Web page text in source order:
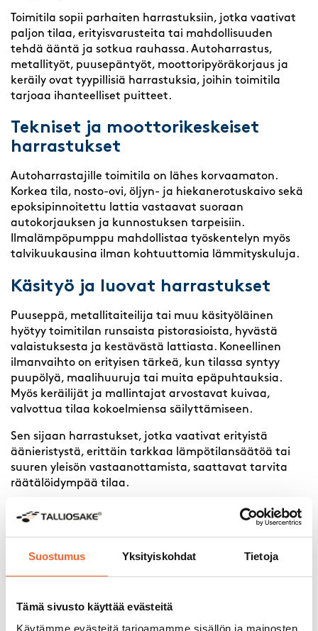
Suostumus Yksityiskohdat Tietoja
Tämä sivusto käyttää evästeitä
Käytämme evästeitä tarjoamamme sisällön ja mainosten
Toimitila sopii parhaiten harrastuksiin, jotka vaativat
paljon tilaa, erityisvarusteita tai mahdollisuuden
tehdä ääntä ja sotkua rauhassa. Autoharrastus,
metallityöt, puusepäntyöt, moottoripyöräkorjaus ja
keräily ovat tyypillisiä harrastuksia, joihin toimitila
tarjoaa ihanteelliset puitteet.
Tekniset ja moottorikeskeiset
harrastukset
Autoharrastajille toimitila on lähes korvaamaton.
Korkea tila, nosto-ovi, öljyn- ja hiekanerotuskaivo sekä
epoksipinnoitettu lattia vastaavat suoraan
autokorjauksen ja kunnostuksen tarpeisiin.
Ilmalämpöpumppu mahdollistaa työskentelyn myös
talvikuukausina ilman kohtuuttomia lämmityskuluja.
Käsityö ja luovat harrastukset
Puuseppä, metallitaiteilija tai muu käsityöläinen
hyötyy toimitilan runsaista pistorasioista, hyvästä
valaistuksesta ja kestävästä lattiasta. Koneellinen
ilmanvaihto on erityisen tärkeä, kun tilassa syntyy
puupölyä, maalihuuruja tai muita epäpuhtauksia.
Myös keräilijät ja mallintajat arvostavat kuivaa,
valvottua tilaa kokoelmiensa säilyttämiseen.
Sen sijaan harrastukset, jotka vaativat erityistä
äänieristystä, erittäin tarkkaa lämpötilansäätöä tai
suuren yleisön vastaanottamista, saattavat tarvita
räätälöidympää tilaa.
Kannattaako toimitila ostaa
vai vuokrata
harrastuskäyttöön?
silloin, kun harrastus on pitkäjänteistä, tila sopii